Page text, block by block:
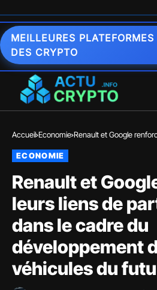
MEILLEURES
DES CRYPTO
Accueil Economie Renault et Google
ECONOMIE
Renault et
leurs liens de
dans le cadre du
développement
véhicules du